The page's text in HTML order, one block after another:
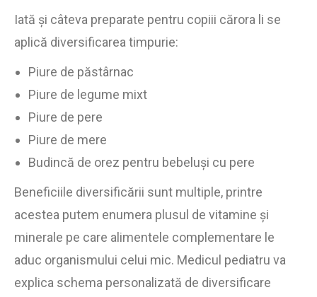
Iată și câteva preparate pentru copiii cărora li se
aplică diversificarea timpurie:
Piure de păstârnac
Piure de legume mixt
Piure de pere
Piure de mere
Budincă de orez pentru bebeluși cu pere
Beneficiile diversificării sunt multiple, printre
acestea putem enumera plusul de vitamine și
minerale pe care alimentele complementare le
aduc organismului celui mic. Medicul pediatru va
explica schema personalizată de diversificare